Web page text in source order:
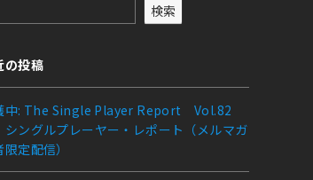
検索
の投稿
中: The Single Player Report Vol.82
シングルプレーヤー・レポート（メルマガ
定配信）